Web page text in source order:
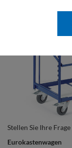
Stellen Sie Ihre
Eurokastenwagen